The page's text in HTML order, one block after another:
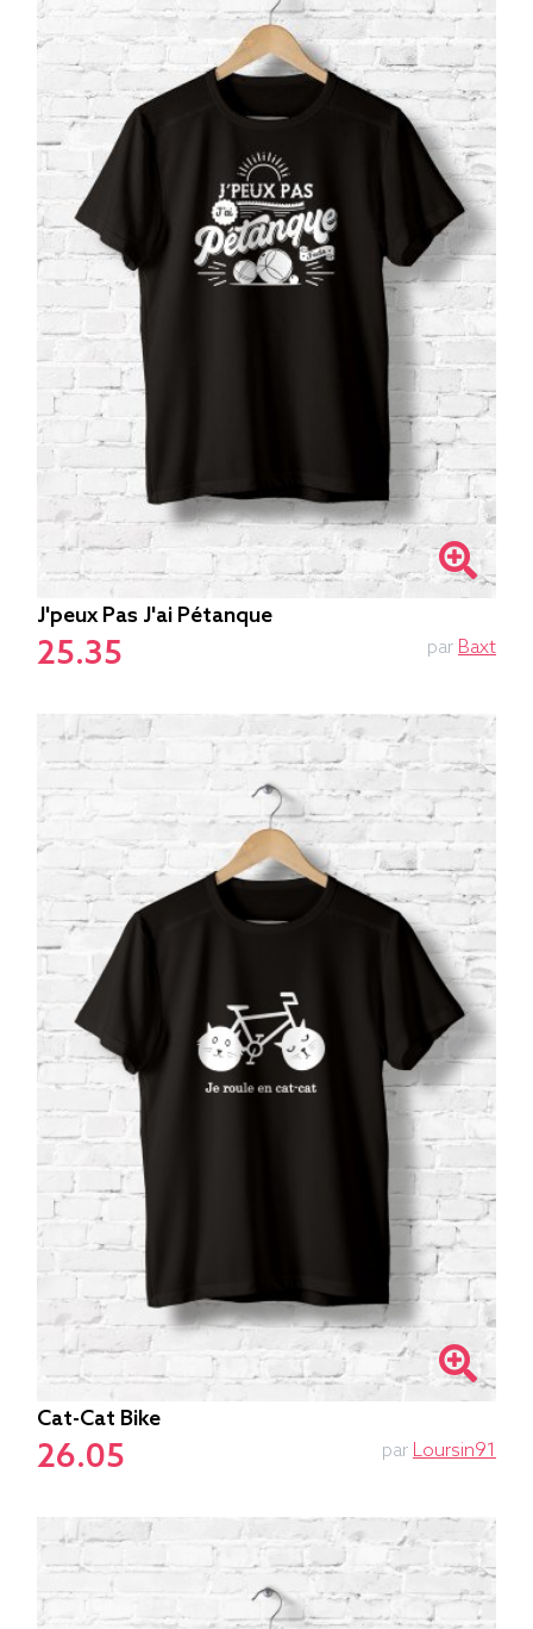
J'peux Pas J'ai Pétanque
25.35 par Baxt
Cat-Cat Bike
26.05 par Loursin91